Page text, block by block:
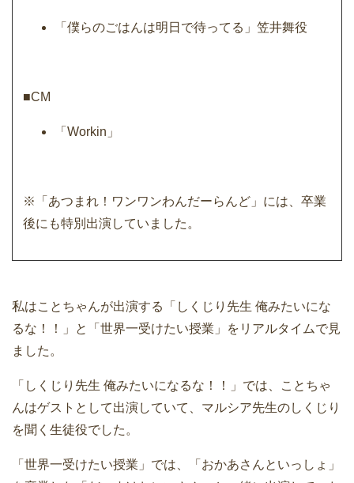
「僕らのごはんは明日で待ってる」笠井舞役
■CM
「Workin」
※「あつまれ！ワンワンわんだーらんど」には、卒業
後にも特別出演していました。
私はことちゃんが出演する「しくじり先生 俺みたいにな
るな！！」と「世界一受けたい授業」をリアルタイムで見
ました。
「しくじり先生 俺みたいになるな！！」では、ことちゃ
んはゲストとして出演していて、マルシア先生のしくじり
を聞く生徒役でした。
「世界一受けたい授業」では、「おかあさんといっしょ」